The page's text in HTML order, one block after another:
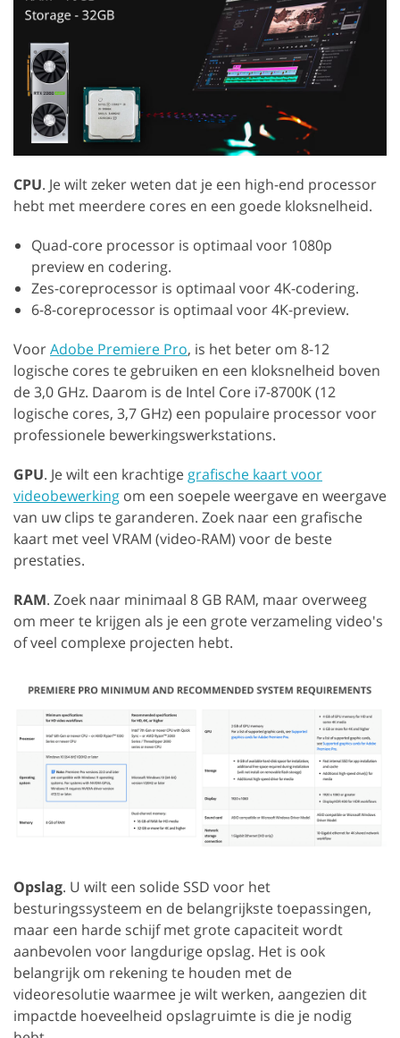
CPU. Je wilt zeker weten dat je een high-end processor
hebt met meerdere cores en een goede kloksnelheid.
Quad-core processor is optimaal voor 1080p
preview en codering.
Zes-coreprocessor is optimaal voor 4K-codering.
6-8-coreprocessor is optimaal voor 4K-preview.
VoorAdobe Premiere Pro, is het beter om 8-12
logische cores te gebruiken en een kloksnelheid boven
de 3,0 GHz. Daarom is de Intel Core i7-8700K (12
logische cores, 3,7 GHz) een populaire processor voor
professionele bewerkingswerkstations.
GPU. Je wilt een krachtige grafische kaart voor
videobewerking om een soepele weergave en weergave
van uw clips te garanderen. Zoek naar een grafische
kaart met veel VRAM (video-RAM) voor de beste
prestaties.
RAM. Zoek naar minimaal 8 GB RAM, maar overweeg
om meer te krijgen als je een grote verzameling video's
of veel complexe projecten hebt.
Opslag. U wilt een solide SSD voor het
besturingssysteem en de belangrijkste toepassingen,
maar een harde schijf met grote capaciteit wordt
aanbevolen voor langdurige opslag. Het is ook
belangrijk om rekening te houden met de
videoresolutie waarmee je wilt werken, aangezien dit
impactde hoeveelheid opslagruimte is die je nodig